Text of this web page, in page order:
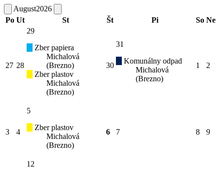
August2026
Po Ut St Št Pi So Ne
27 28
29
Zber papiera
Michalová
(Brezno)
Zber plastov
Michalová
(Brezno)
30
31
Komunálny odpad
Michalová
(Brezno)
1 2
3 4
5
Zber plastov
Michalová
(Brezno)
6 7 8 9
12